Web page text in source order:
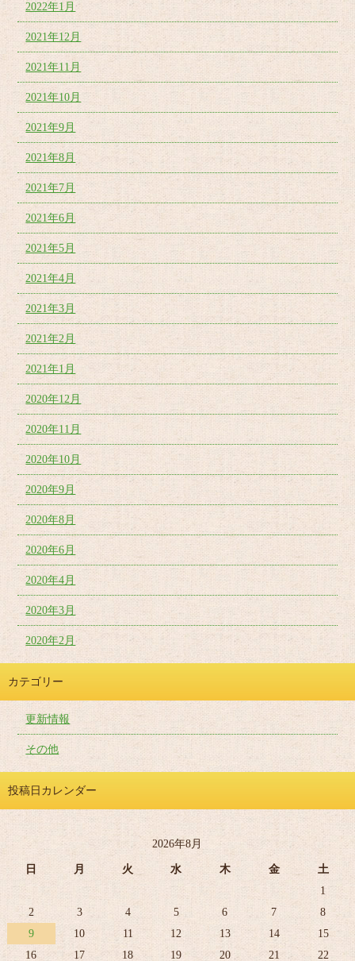
2022年1月
2021年12月
2021年11月
2021年10月
2021年9月
2021年8月
2021年7月
2021年6月
2021年5月
2021年4月
2021年3月
2021年2月
2021年1月
2020年12月
2020年11月
2020年10月
2020年9月
2020年8月
2020年6月
2020年4月
2020年3月
2020年2月
カテゴリー
更新情報
その他
投稿日カレンダー
2026年8月
日 月 火 水 木 金
土
1
2
3 4 5 6 7
8
9
10 11 12 13 14
15
16
17 18 19 20 21 22